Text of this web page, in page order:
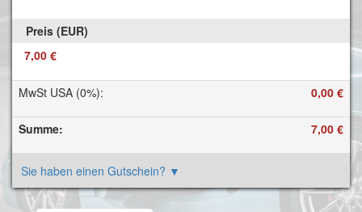
7,00 €
MwSt USA (0%): 0,00 €
Summe: 7,00 €
Sie haben einen Gutschein? ▼